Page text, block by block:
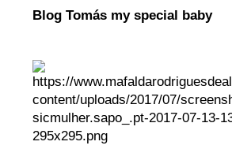
Blog Tomás my special baby